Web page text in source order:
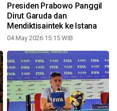
Presiden Prabowo Panggil
Dirut Garuda dan
Mendiktisaintek ke Istana
04 May 2026 15:15 WIB